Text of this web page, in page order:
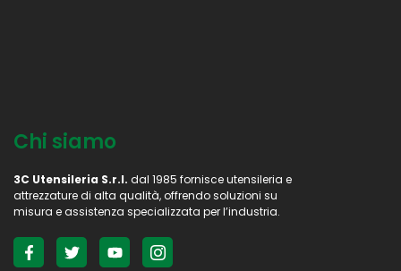
Chi siamo
3C Utensileria S.r.l. dal 1985 fornisce utensileria e
attrezzature di alta qualità, offrendo soluzioni su
misura e assistenza specializzata per l’industria.